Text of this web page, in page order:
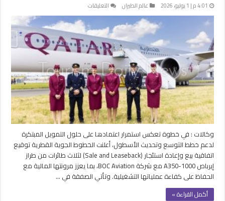
4:01 م | 1 يوليو، 2026 عالم الطيران التعليقات
الخطوط
القطرية
تعزز
مرونتها
المالية
بصفقة
واستئجار
3
طائرات
A350-
1000
مغلقة
وكالات : في خطوة تعكس استمرار اعتمادها على حلول التمويل المبتكرة
لدعم خطط التوسع وتحديث الأسطول، أعلنت الخطوط الجوية القطرية توقيع
اتفاقية بيع وإعادة استئجار (Sale and Leaseback) لثلاث طائرات من طراز
إيرباص A350-1000 مع شركة BOC Aviation، بما يعزز مرونتها المالية مع
الحفاظ على كفاءة عملياتها التشغيلية. وتأتي الصفقة في …
أكمل القراءة »